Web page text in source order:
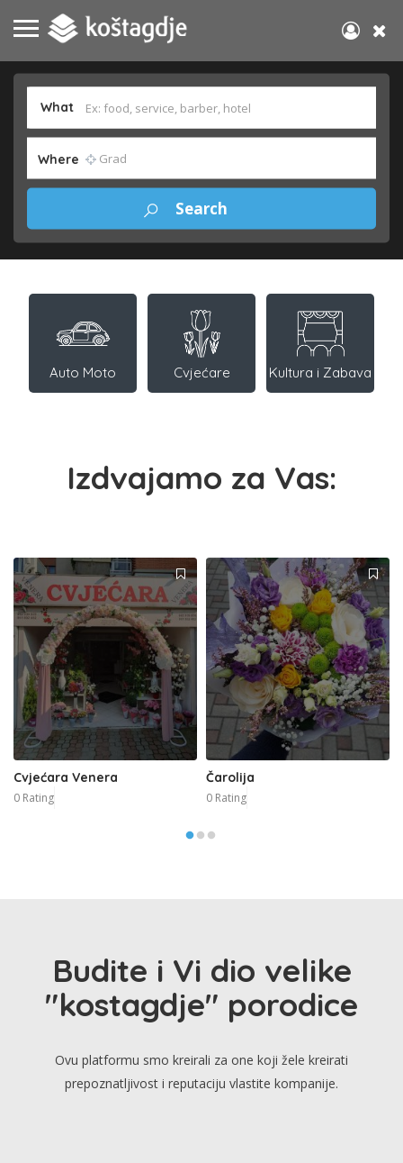
What
Where
Auto Moto Cvjećare Kultura i Zabava
Izdvajamo za Vas:
Cvjećara Venera
0 Rating
Čarolija
0 Rating
Budite i Vi dio velike
"kostagdje" porodice
Ovu platformu smo kreirali za one koji žele kreirati
prepoznatljivost i reputaciju vlastite kompanije.